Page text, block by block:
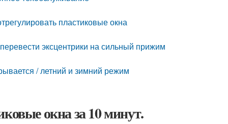
пластиковые окна
эксцентрики на сильный прижим
/ летний и зимний режим
окна за 10 минут.